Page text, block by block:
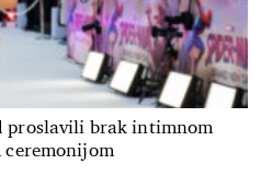
proslavili brak intimnom
ceremonijom